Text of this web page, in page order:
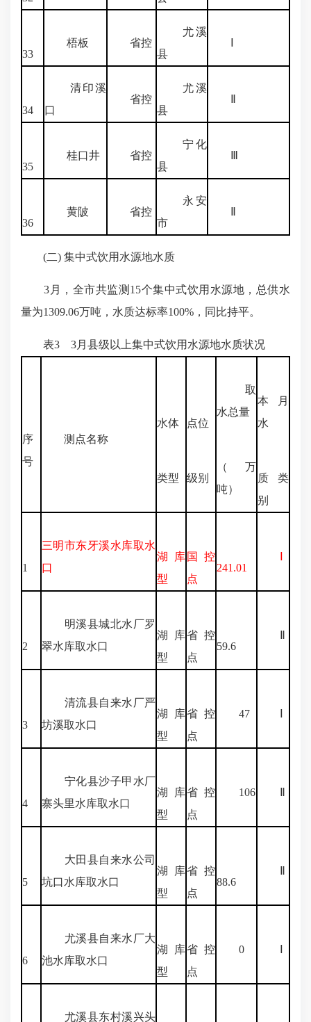
33
梧板 省控
尤溪
县
34
清印溪
口
省控
尤溪
县
35
桂口井 省控
宁化
县
36
黄陂 省控
永安
市
(二) 集中式饮用水源地水质
3月，全市共监测15个集中式饮用水源地，总供水
量为1309.06万吨，水质达标率100%，同比持平。
表3 3月县级以上集中式饮用水源地水质状况
序
号
测点名称
水体
类型
点位
级别
取
水总量
（万
吨）
本月
水
质类
别
1
三明市东牙溪水库取水
口
湖库
型
国控
点
241.01
2
明溪县城北水厂罗
翠水库取水口
湖库
型
省控
点
59.6
3
清流县自来水厂严
坊溪取水口
湖库
型
省控
点
47
4
宁化县沙子甲水厂
寨头里水库取水口
湖库
型
省控
点
106
5
大田县自来水公司
坑口水库取水口
湖库
型
省控
点
88.6
6
尤溪县自来水厂大
池水库取水口
湖库
型
省控
点
0
尤溪县东村溪兴头